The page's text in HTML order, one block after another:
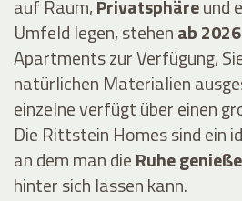
auf Raum,Privatsphäreund
Umfeld legen, stehenab 2026
Apartments zur Verfügung,
natürlichen Materialien
einzelne verfügt über einen
Die Rittstein Homes sind ein
an dem man dieRuhe
hinter sich lassen kann.